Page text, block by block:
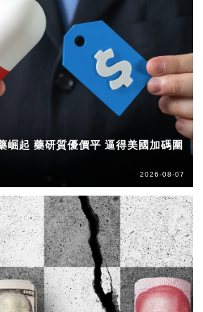
崛起 藥研質優價平 逼得美國加碼圍
2026-08-07